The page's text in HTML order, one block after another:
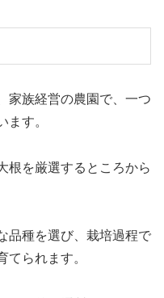
家族経営の農園で、一つ
ます。
根を厳選するところから
品種を選び、栽培過程で
てられます。